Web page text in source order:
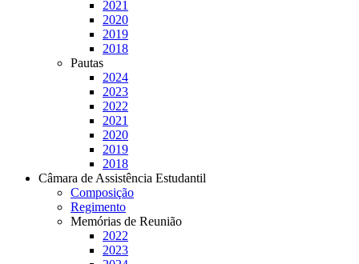
2021
2020
2019
2018
Pautas
2024
2023
2022
2021
2020
2019
2018
Câmara de Assistência Estudantil
Composição
Regimento
Memórias de Reunião
2022
2023